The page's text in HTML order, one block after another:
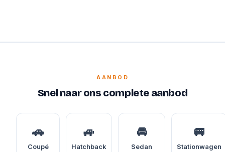
AANBOD
Snel naar ons complete aanbod
🚗
Coupé
🚙
Hatchback
🚘
Sedan
🚐
Stationwagen